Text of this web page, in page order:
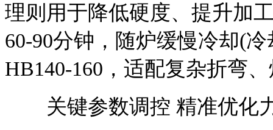
理则用于降低硬度、提升加
60-90分钟，随炉缓慢冷却(
HB140-160，适配复杂折弯
关键参数调控 精准优化